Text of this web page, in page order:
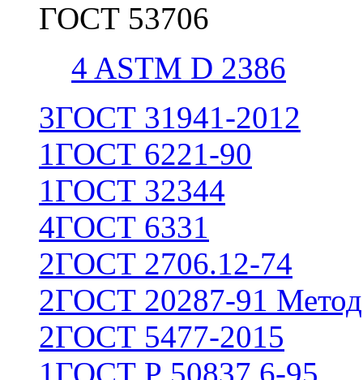
ГОСТ 53706
4 ASTM D 2386
3ГОСТ 31941-2012
1ГОСТ 6221-90
1ГОСТ 32344
4ГОСТ 6331
2ГОСТ 2706.12-74
2ГОСТ 20287-91
2ГОСТ 5477-2015